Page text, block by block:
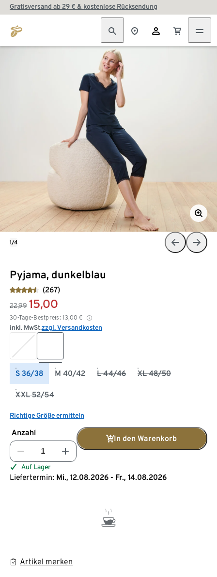
Gratisversand ab 29 € & kostenlose Rücksendung
Pyjama, dunkelblau
(267)
22,99 15,00
30-Tage-Bestpreis: 13,00 €
inkl. MwSt.zzgl. Versandkosten
S 36/38 M 40/42 L 44/46 XL 48/50
XXL 52/54
Richtige Größe ermitteln
Anzahl
In den Warenkorb
Auf Lager
Liefertermin: Mi., 12.08.2026 - Fr., 14.08.2026
Artikel merken
1/4